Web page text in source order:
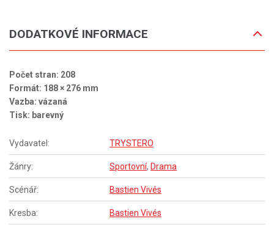
DODATKOVÉ INFORMACE
Počet stran: 208
Formát: 188 × 276 mm
Vazba: vázaná
Tisk: barevný
Vydavatel: TRYSTERO
Žánry: Sportovní, Drama
Scénář: Bastien Vivés
Kresba: Bastien Vivés